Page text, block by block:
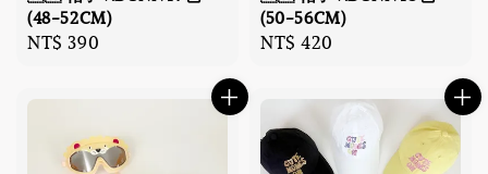
(48-52CM)
Regular
NT$ 390
(50-56CM)
Regular
NT$ 420